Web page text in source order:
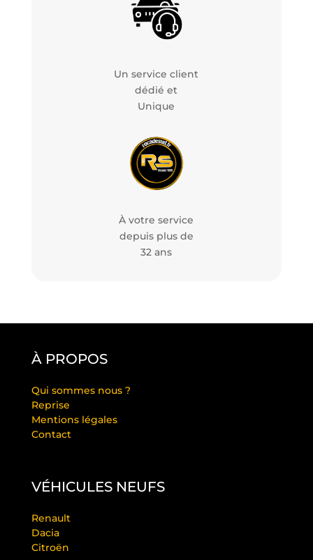
Un service client
dédié et
Unique
À votre service
depuis plus de
32 ans
À PROPOS
Qui sommes nous ?
Reprise
Mentions légales
Contact
VÉHICULES NEUFS
Renault
Dacia
Citroën